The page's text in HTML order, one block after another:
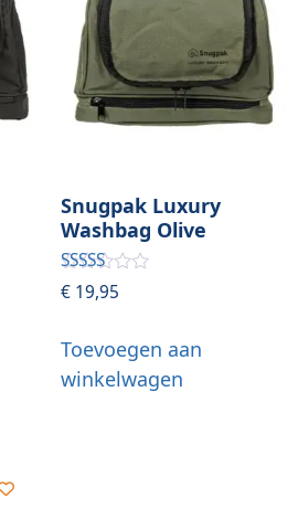
Snugpak Luxury
Washbag Olive
Gewaardeerd
4.00
€19,95
Toevoegen aan
winkelwagen